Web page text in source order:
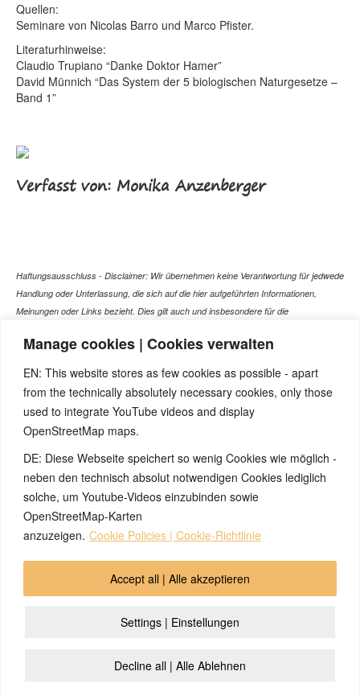
Manage cookies | Cookies verwalten
EN: This website stores as few cookies as possible - apart
from the technically absolutely necessary cookies, only those
used to integrate YouTube videos and display
OpenStreetMap maps.
DE: Diese Webseite speichert so wenig Cookies wie möglich -
neben den technisch absolut notwendigen Cookies lediglich
solche, um Youtube-Videos einzubinden sowie
OpenStreetMap-Karten
anzuzeigen. Cookie Policies | Cookie-Richtlinie
Settings | Einstellungen
Decline all | Alle Ablehnen
Accept all | Alle akzeptieren
Quellen:
Seminare von Nicolas Barro und Marco Pfister.
Literaturhinweise:
Claudio Trupiano “Danke Doktor Hamer”
David Münnich “Das System der 5 biologischen Naturgesetze –
Band 1”
Verfasst von: Monika Anzenberger
Haftungsausschluss - Disclaimer: Wir übernehmen keine Verantwortung für jedwede
Handlung oder Unterlassung, die sich auf die hier aufgeführten Informationen,
Meinungen oder Links bezieht. Dies gilt auch und insbesondere für die
Gespräch mit dem Arzt Ihres Vertrauens darstellen können. Bei den Texten auf
Versuch einer Diagnose oder Behandlung! Wir übernehmen keinerlei Gewähr für die
Korrektheit, Aktualität, Vollständigkeit oder Qualität der Informationen auf dieser
Website. Zusätzlich müssen wir jede Haftung oder Garantie ausschließen. Dies gilt
auch für alle Verweise (Links), die direkt oder indirekt angeboten werden. Wir
können für die Inhalte solcher externen Sites, die Sie mittels eines Links oder
sonstiger Hinweise erreichen, keine Verantwortung übernehmen. Ferner haften wir
nicht für direkte oder indirekte Schäden, die auf Informationen zurückgeführt werden
können, die auf diesen externen Websites stehen
© 2026 by Ingmar Marquardt
Impressum Privacy Policy
Cookie Policy (EU)